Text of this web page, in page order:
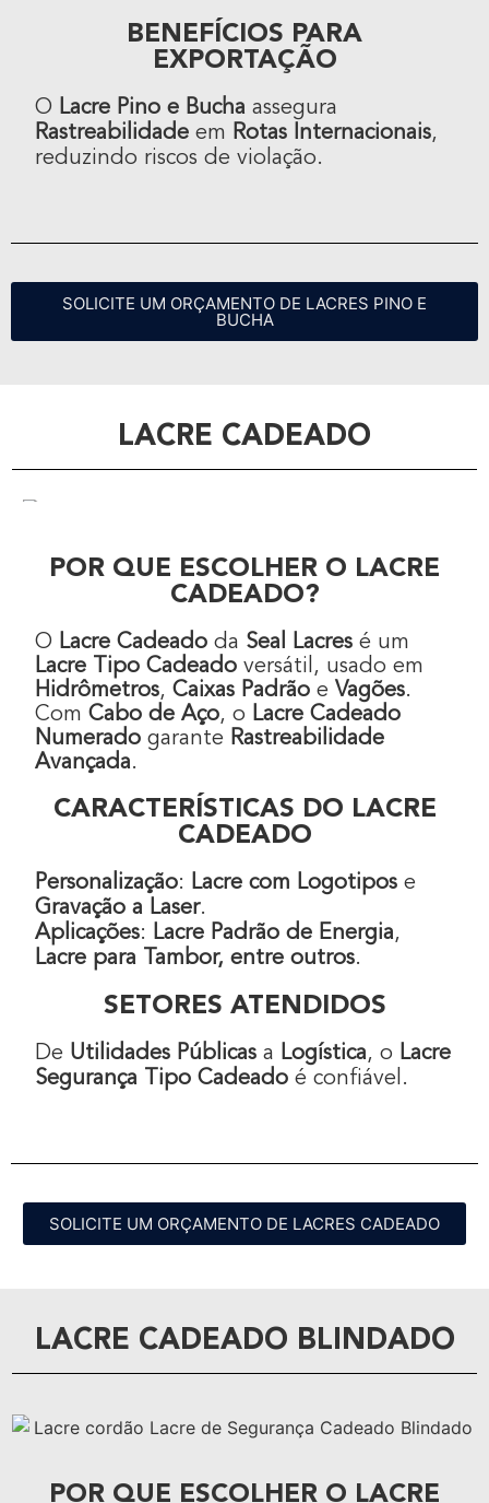
BENEFÍCIOS PARA
EXPORTAÇÃO
O Lacre Pino e Bucha assegura
Rastreabilidade em Rotas Internacionais,
reduzindo riscos de violação.
SOLICITE UM ORÇAMENTO DE LACRES PINO E
BUCHA
LACRE CADEADO
POR QUE ESCOLHER O LACRE
CADEADO?
O Lacre Cadeado da Seal Lacres é um
Lacre Tipo Cadeado versátil, usado em
Hidrômetros, Caixas Padrão e Vagões.
Com Cabo de Aço, o Lacre Cadeado
Numerado garante Rastreabilidade
Avançada.
CARACTERÍSTICAS DO LACRE
CADEADO
Personalização: Lacre com Logotipos e
Gravação a Laser.
Aplicações: Lacre Padrão de Energia,
Lacre para Tambor, entre outros.
SETORES ATENDIDOS
De Utilidades Públicas a Logística, o Lacre
Segurança Tipo Cadeado é confiável.
SOLICITE UM ORÇAMENTO DE LACRES CADEADO
LACRE CADEADO BLINDADO
POR QUE ESCOLHER O LACRE